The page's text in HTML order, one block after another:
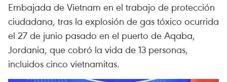
Embajada de Vietnam en el trabajo de protección
ciudadana, tras la explosión de gas tóxico ocurrida
el 27 de junio pasado en el puerto de Aqaba,
Jordania, que cobró la vida de 13 personas,
incluidos cinco vietnamitas.